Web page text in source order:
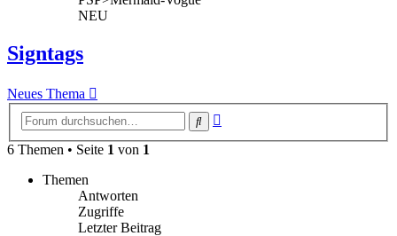
Signtags
Neues Thema
Suche
6 Themen • Seite 1 von 1
Themen
Antworten
Zugriffe
Letzter Beitrag